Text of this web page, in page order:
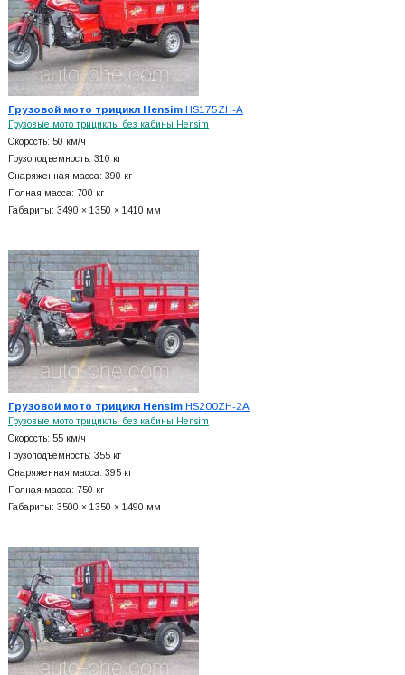
Грузовой мото трицикл HensimHS175ZH-A
Грузовые мото трициклы без кабины Hensim
Скорость: 50 км/ч
Грузоподъемность: 310 кг
Снаряженная масса: 390 кг
Полная масса: 700 кг
Габариты: 3490 × 1350 × 1410 мм
Грузовой мото трицикл HensimHS200ZH-2A
Грузовые мото трициклы без кабины Hensim
Скорость: 55 км/ч
Грузоподъемность: 355 кг
Снаряженная масса: 395 кг
Полная масса: 750 кг
Габариты: 3500 × 1350 × 1490 мм